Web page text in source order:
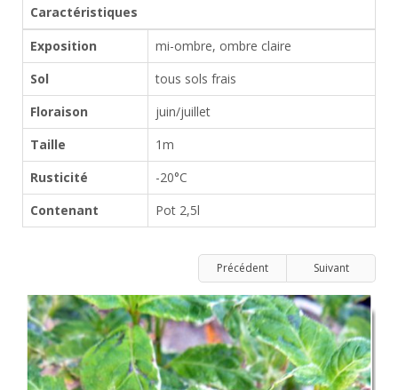
Caractéristiques
Exposition
mi-ombre, ombre claire
Sol
tous sols frais
Floraison
juin/juillet
Taille
1m
Rusticité
-20°C
Contenant
Pot 2,5l
Précédent Suivant